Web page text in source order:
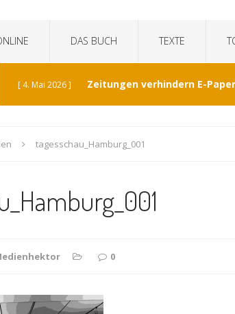
DAS BUCH TEXTE
[ 4. Mai 2026 ] Zeitungen verhindern E-
[ 8. Januar 2026 ] „Die Zeit“fälscht Interview
[ 19. Dezember 2025 ] KI-generierte
[ 30. Mai 2026 ] Wann hat sich der WDR
verabschiedet?
tagesschau_Hamburg_001
0